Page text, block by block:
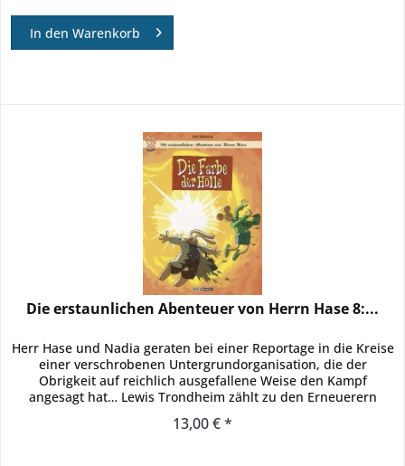
In den Warenkorb
Die erstaunlichen Abenteuer von Herrn Hase 8:...
Herr Hase und Nadia geraten bei einer Reportage in die Kreise
einer verschrobenen Untergrundorganisation, die der
Obrigkeit auf reichlich ausgefallene Weise den Kampf
angesagt hat… Lewis Trondheim zählt zu den Erneuerern
13,00 € *